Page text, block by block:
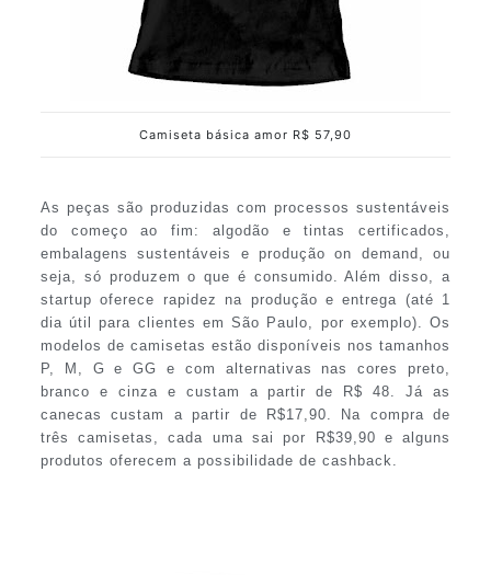
Camiseta básica amor R$ 57,90
As peças são produzidas com processos sustentáveis
do começo ao fim: algodão e tintas certificados,
embalagens sustentáveis e produção on demand, ou
seja, só produzem o que é consumido. Além disso, a
startup oferece rapidez na produção e entrega (até 1
dia útil para clientes em São Paulo, por exemplo). Os
modelos de camisetas estão disponíveis nos tamanhos
P, M, G e GG e com alternativas nas cores preto,
branco e cinza e custam a partir de R$ 48. Já as
canecas custam a partir de R$17,90. Na compra de
três camisetas, cada uma sai por R$39,90 e alguns
produtos oferecem a possibilidade de cashback.